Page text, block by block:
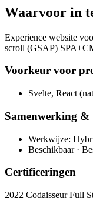
Waarvoor in
Experience website
scroll (GSAP)
Voorkeur voor
Svelte, React
Samenwerking &
Werkwijze:
Beschikbaar ·
Certificeringen
2022 Codaisseur Full